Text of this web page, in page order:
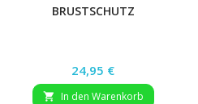
BRUSTSCHUTZ
Preis
24,95 €
 In den Warenkorb